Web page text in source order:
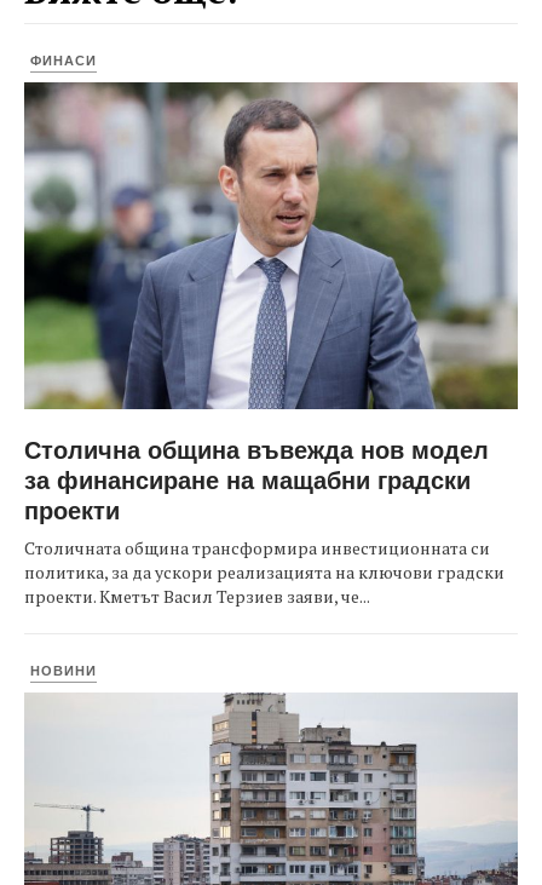
ФИНАСИ
Столична община въвежда нов модел
за финансиране на мащабни градски
проекти
Столичната община трансформира инвестиционната си
политика, за да ускори реализацията на ключови градски
проекти. Кметът Васил Терзиев заяви, че...
НОВИНИ